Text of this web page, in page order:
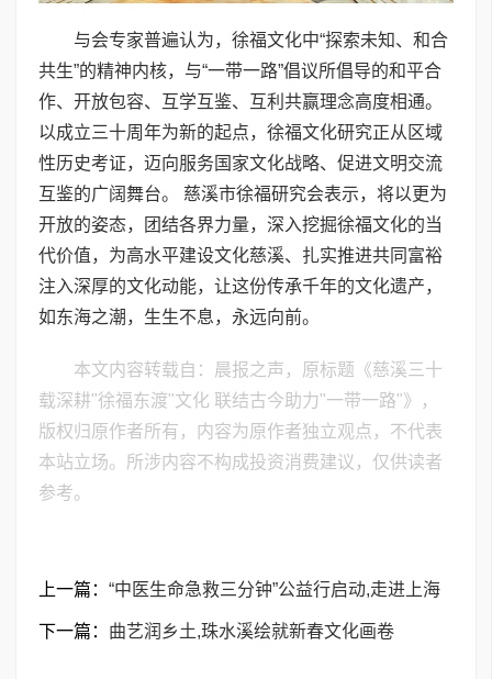
与会专家普遍认为，徐福文化中“探索未知、和合
共生”的精神内核，与“一带一路”倡议所倡导的和平合
作、开放包容、互学互鉴、互利共赢理念高度相通。
以成立三十周年为新的起点，徐福文化研究正从区域
性历史考证，迈向服务国家文化战略、促进文明交流
互鉴的广阔舞台。 慈溪市徐福研究会表示，将以更为
开放的姿态，团结各界力量，深入挖掘徐福文化的当
代价值，为高水平建设文化慈溪、扎实推进共同富裕
注入深厚的文化动能，让这份传承千年的文化遗产，
如东海之潮，生生不息，永远向前。
本文内容转载自：晨报之声，原标题《慈溪三十
载深耕"徐福东渡"文化 联结古今助力"一带一路"》，
版权归原作者所有，内容为原作者独立观点，不代表
本站立场。所涉内容不构成投资消费建议，仅供读者
参考。
上一篇： “中医生命急救三分钟”公益行启动,走进上海
下一篇： 曲艺润乡土,珠水溪绘就新春文化画卷